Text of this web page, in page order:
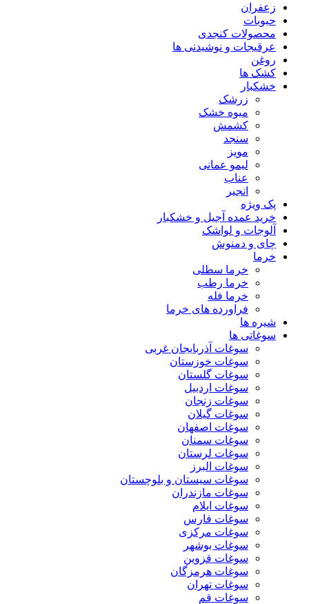
زعفران
حبوبات
محصولات کنجدی
عرقیجات و نوشیدنی ها
روغن
کشک ها
خشکبار
زرشک
میوه خشک
کشمش
سنجد
مویز
لیمو عمانی
عناب
انجیر
پک ویژه
خرید عمده آجیل و خشکبار
آلوجات و لواشک
چای و دمنوش
خرما
خرما سطلی
خرما رطب
خرما فله
فراورده های خرما
شیره ها
سوغاتی ها
سوغات آذربایجان غربی
سوغات خوزستان
سوغات گلستان
سوغات اردبیل
سوغات زنجان
سوغات گیلان
سوغات اصفهان
سوغات سمنان
سوغات لرستان
سوغات البرز
سوغات سیستان و بلوچستان
سوغات مازندران
سوغات ایلام
سوغات فارس
سوغات مرکزی
سوغات بوشهر
سوغات قزوین
سوغات هرمزگان
سوغات تهران
سوغات قم